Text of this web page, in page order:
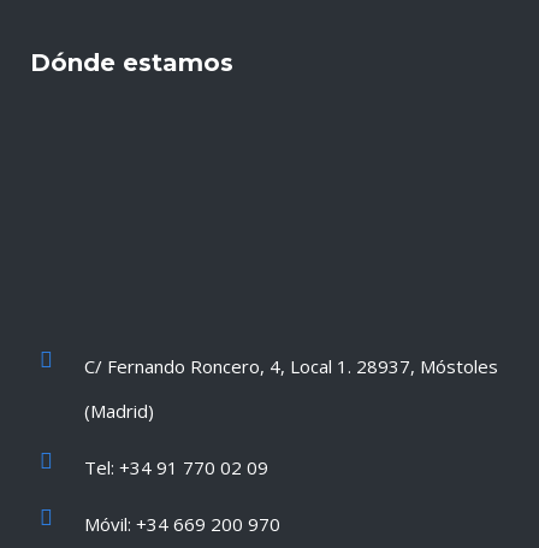
Dónde estamos
C/ Fernando Roncero, 4, Local 1. 28937, Móstoles
(Madrid)
Tel: +34 91 770 02 09
Móvil: +34 669 200 970